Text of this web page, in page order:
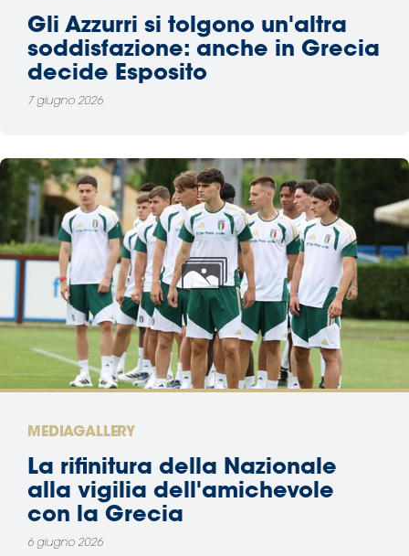
Gli Azzurri si tolgono un'altra
soddisfazione: anche in Grecia
decide Esposito
7 giugno 2026
MEDIAGALLERY
La rifinitura della Nazionale
alla vigilia dell'amichevole
con la Grecia
6 giugno 2026